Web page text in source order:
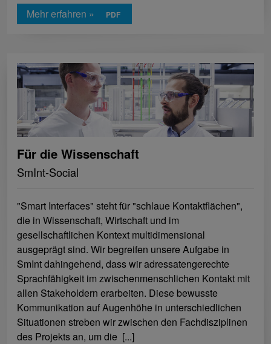
Mehr erfahren »
Für die Wissenschaft
SmInt-Social
"Smart Interfaces" steht für "schlaue Kontaktflächen",
die in Wissenschaft, Wirtschaft und im
gesellschaftlichen Kontext multidimensional
ausgeprägt sind. Wir begreifen unsere Aufgabe in
SmInt dahingehend, dass wir adressatengerechte
Sprachfähigkeit im zwischenmenschlichen Kontakt mit
allen Stakeholdern erarbeiten. Diese bewusste
Kommunikation auf Augenhöhe in unterschiedlichen
Situationen streben wir zwischen den Fachdisziplinen
des Projekts an, um die [...]